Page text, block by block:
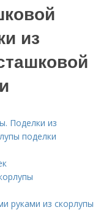
из
Поделки из
поделки
руками из скорлупы